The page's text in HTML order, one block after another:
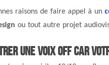
raisons de faire appel à un
ou tout autre projet
une voix off car